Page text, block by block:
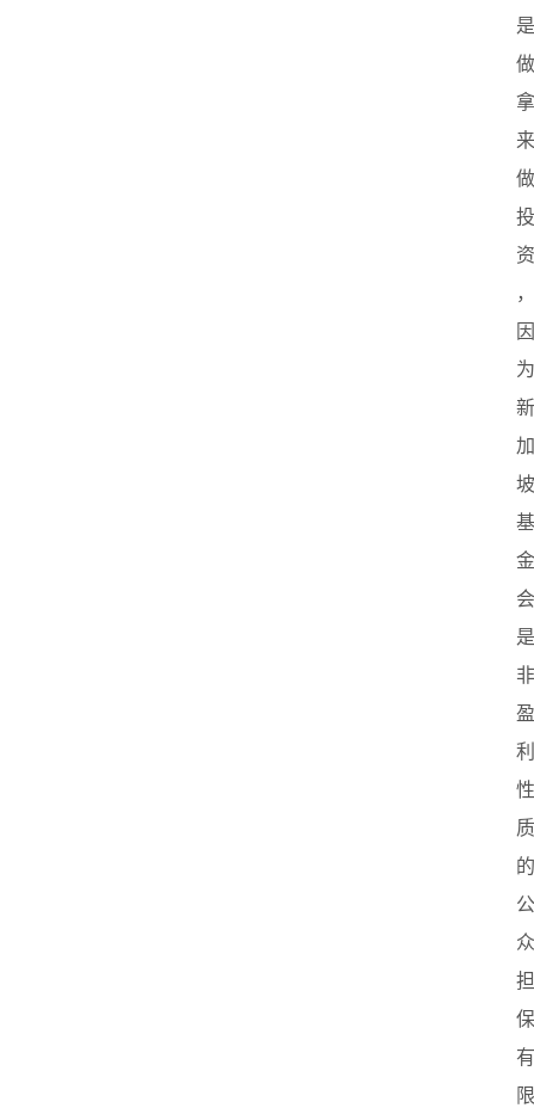
是
做
拿
来
做
投
资
，
因
为
新
加
坡
基
金
会
是
非
盈
利
性
质
的
公
众
担
保
有
限